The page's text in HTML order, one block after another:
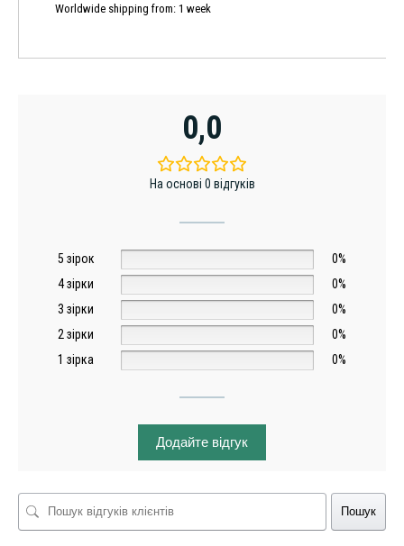
Worldwide shipping from: 1 week
0,0
На основі 0 відгуків
5 зірок
0%
4 зірки
0%
3 зірки
0%
2 зірки
0%
1 зірка
0%
Додайте відгук
Пошук